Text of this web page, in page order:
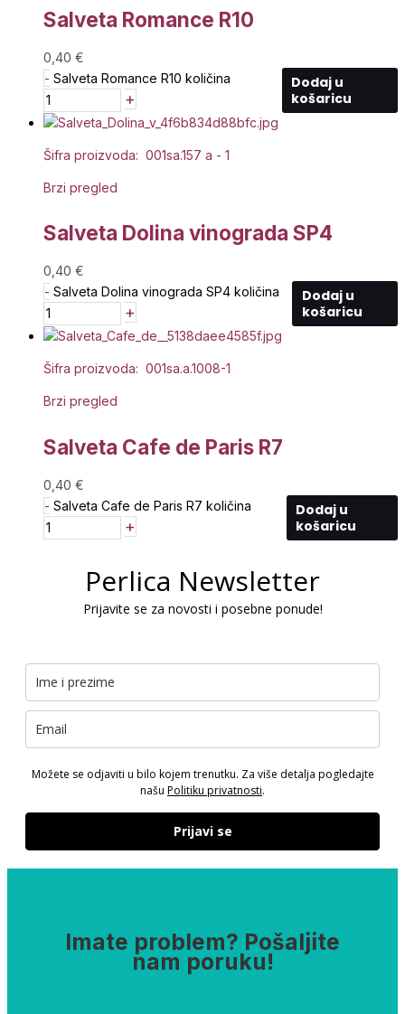
Salveta Romance R10
0,40 €
- Salveta Romance R10 količina
+
Dodaj u
košaricu
Šifra proizvoda: 001sa.157 a - 1
Brzi pregled
Salveta Dolina vinograda SP4
0,40 €
- Salveta Dolina vinograda SP4 količina
+
Dodaj u
košaricu
Šifra proizvoda: 001sa.a.1008-1
Brzi pregled
Salveta Cafe de Paris R7
0,40 €
- Salveta Cafe de Paris R7 količina
+
Dodaj u
košaricu
Perlica Newsletter
Prijavite se za novosti i posebne ponude!
Možete se odjaviti u bilo kojem trenutku. Za više detalja pogledajte
našu Politiku privatnosti.
Prijavi se
Imate problem? Pošaljite
nam poruku!